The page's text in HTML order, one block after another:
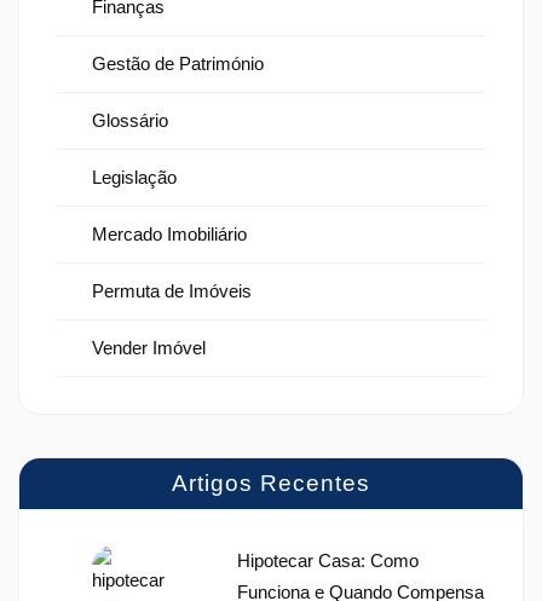
Finanças
Gestão de Património
Glossário
Legislação
Mercado Imobiliário
Permuta de Imóveis
Vender Imóvel
Artigos Recentes
Hipotecar Casa: Como
Funciona e Quando Compensa